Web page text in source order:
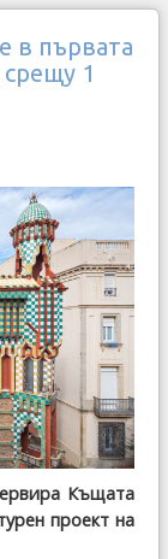
в първата
1
Къщата
проект на